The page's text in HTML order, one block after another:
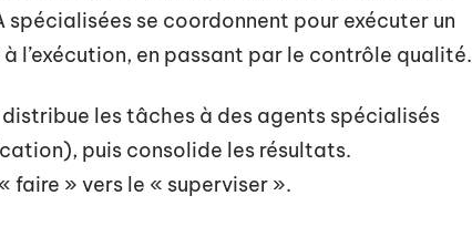
spécialisées se coordonnent pour exécuter un
en passant par le contrôle qualité.
les tâches à des agents spécialisés
puis consolide les résultats.
faire » vers le « superviser ».